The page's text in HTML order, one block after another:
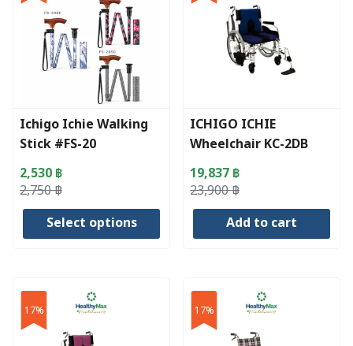
variants.
options
on
the
product
page
Ichigo Ichie Walking
Stick #FS-20
2,750฿
Original
price
2,530 ฿
Current
price
Select options
has
multiple
variants.
ICHIGO ICHIE
Wheelchair KC-2DB
23,900฿
Original
price
19,837 ฿
Current
price
Add to cart
17% 17%